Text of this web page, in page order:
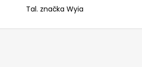
Tal. značka Wyia